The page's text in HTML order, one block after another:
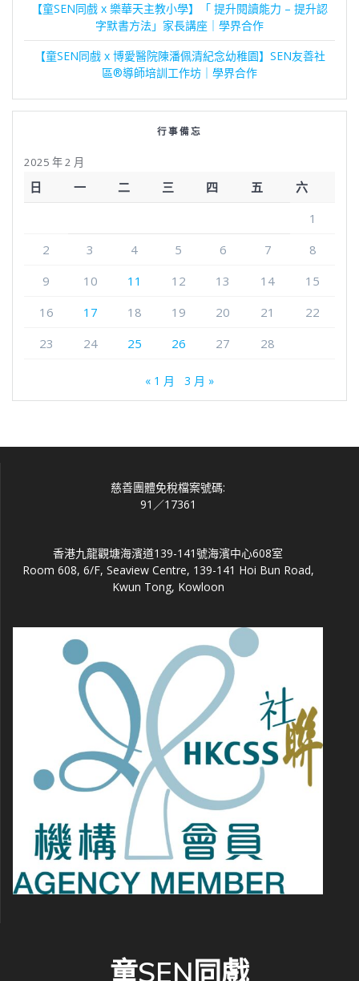
【童SEN同戲 x 樂華天主教小學】「 提升閱讀能力 – 提升認
字默書方法」家長講座｜學界合作
【童SEN同戲 x 博愛醫院陳潘佩清紀念幼稚園】SEN友善社
區®導師培訓工作坊｜學界合作
行事備忘
2025 年 2 月
日 一 二 三 四 五
六
1
2
3 4 5 6 7
8
9
10 11 12 13 14
15
16
17 18 19 20 21
22
23
24 25 26 27 28
« 1 月 3 月 »
慈善團體免稅檔案號碼:
91／17361
香港九龍觀塘海濱道139-141號海濱中心608室
Room 608, 6/F, Seaview Centre, 139-141 Hoi Bun Road,
Kwun Tong, Kowloon
童SEN同戲